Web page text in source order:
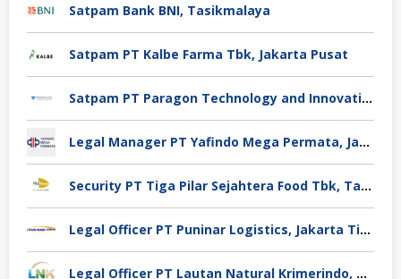
Satpam Bank BNI, Tasikmalaya
Satpam PT Kalbe Farma Tbk, Jakarta Pusat
Satpam PT Paragon Technology and Innovation Jakarta
Legal Manager PT Yafindo Mega Permata, Jakarta Barat
Security PT Tiga Pilar Sejahtera Food Tbk, Tangerang
Legal Officer PT Puninar Logistics, Jakarta Timur
Legal Officer PT Lautan Natural Krimerindo, Mojokerto